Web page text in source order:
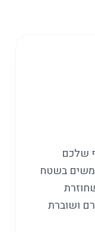
שלכם
בשטח
ושוברת